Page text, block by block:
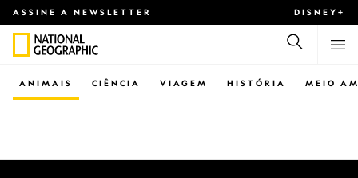
ASSINE A NEWSLETTER DISNEY+
CIÊNCIA VIAGEM
ANIMAIS HISTÓRIA MEIO